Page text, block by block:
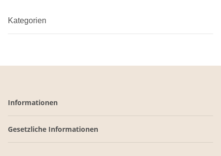
Kategorien
Informationen
Gesetzliche Informationen